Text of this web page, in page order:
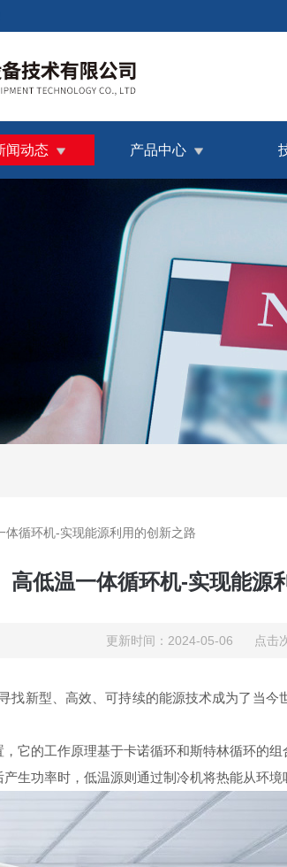
闻动态 产品中心
体循环机-实现能源利用的创新之路
高低温一体循环机-实现能源
更新时间：2024-05-06 点击
新型、高效、可持续的能源技术成为了当今
的工作原理基于卡诺循环和斯特林循环的
生功率时，低温源则通过制冷机将热能从环